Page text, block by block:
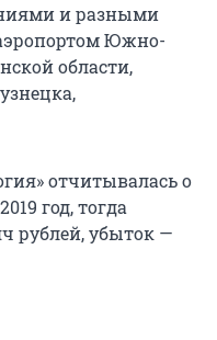
и разными
Южно-
области,
отчитывалась о
год, тогда
рублей, убыток —